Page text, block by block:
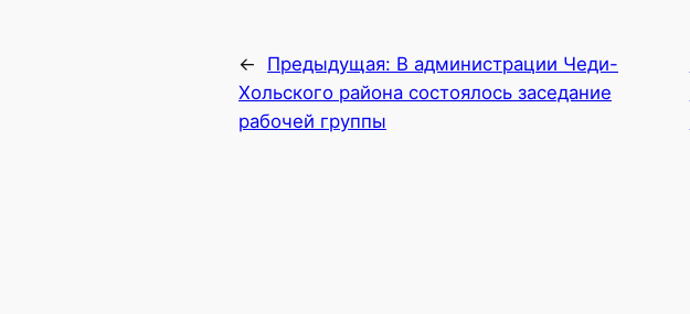
← Предыдущая: В администрации Чеди-
Хольского района состоялось заседание
рабочей группы